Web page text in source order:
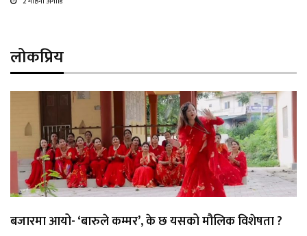
लोकप्रिय
बजारमा आयो- ‘बारुले कम्मर’, के छ यसको मौलिक विशेषता ?